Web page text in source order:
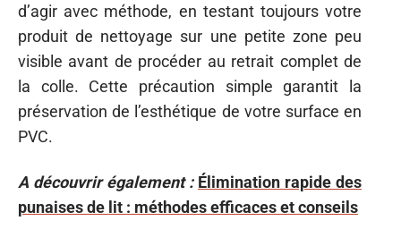
d’agir avec méthode, en testant toujours votre
produit de nettoyage sur une petite zone peu
visible avant de procéder au retrait complet de
la colle. Cette précaution simple garantit la
préservation de l’esthétique de votre surface en
PVC.
A découvrir également : Élimination rapide des
punaises de lit : méthodes efficaces et conseils